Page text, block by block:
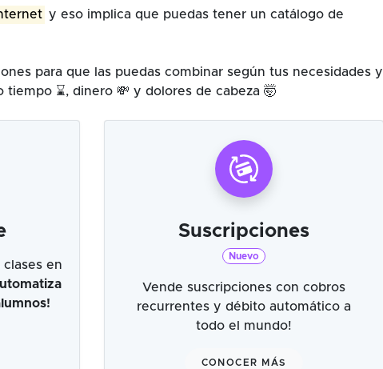
y eso implica que puedas tener un catálogo de
para que las puedas combinar según tus necesidades y
⌛, dinero 💸 y dolores de cabeza 🤯
en
Suscripciones
Nuevo
Vende suscripciones con cobros
recurrentes y débito automático a
todo el mundo!
CONOCER MÁS